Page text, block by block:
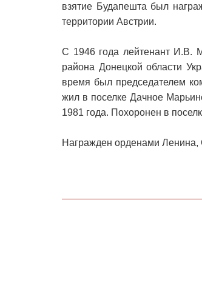
взятие Будапешта был
территории Австрии.
С 1946 года лейтенант И.В.
района Донецкой области
время был председателем
жил в поселке Дачное
1981 года. Похоронен в
Награжден орденами Ленина,